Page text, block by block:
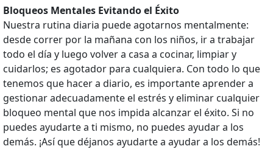
Bloqueos Mentales Evitando el Éxito
Nuestra rutina diaria puede agotarnos mentalmente:
desde correr por la mañana con los niños, ir a trabajar
todo el día y luego volver a casa a cocinar, limpiar y
cuidarlos; es agotador para cualquiera. Con todo lo que
tenemos que hacer a diario, es importante aprender a
gestionar adecuadamente el estrés y eliminar cualquier
bloqueo mental que nos impida alcanzar el éxito. Si no
puedes ayudarte a ti mismo, no puedes ayudar a los
demás. ¡Así que déjanos ayudarte a ayudar a los demás!